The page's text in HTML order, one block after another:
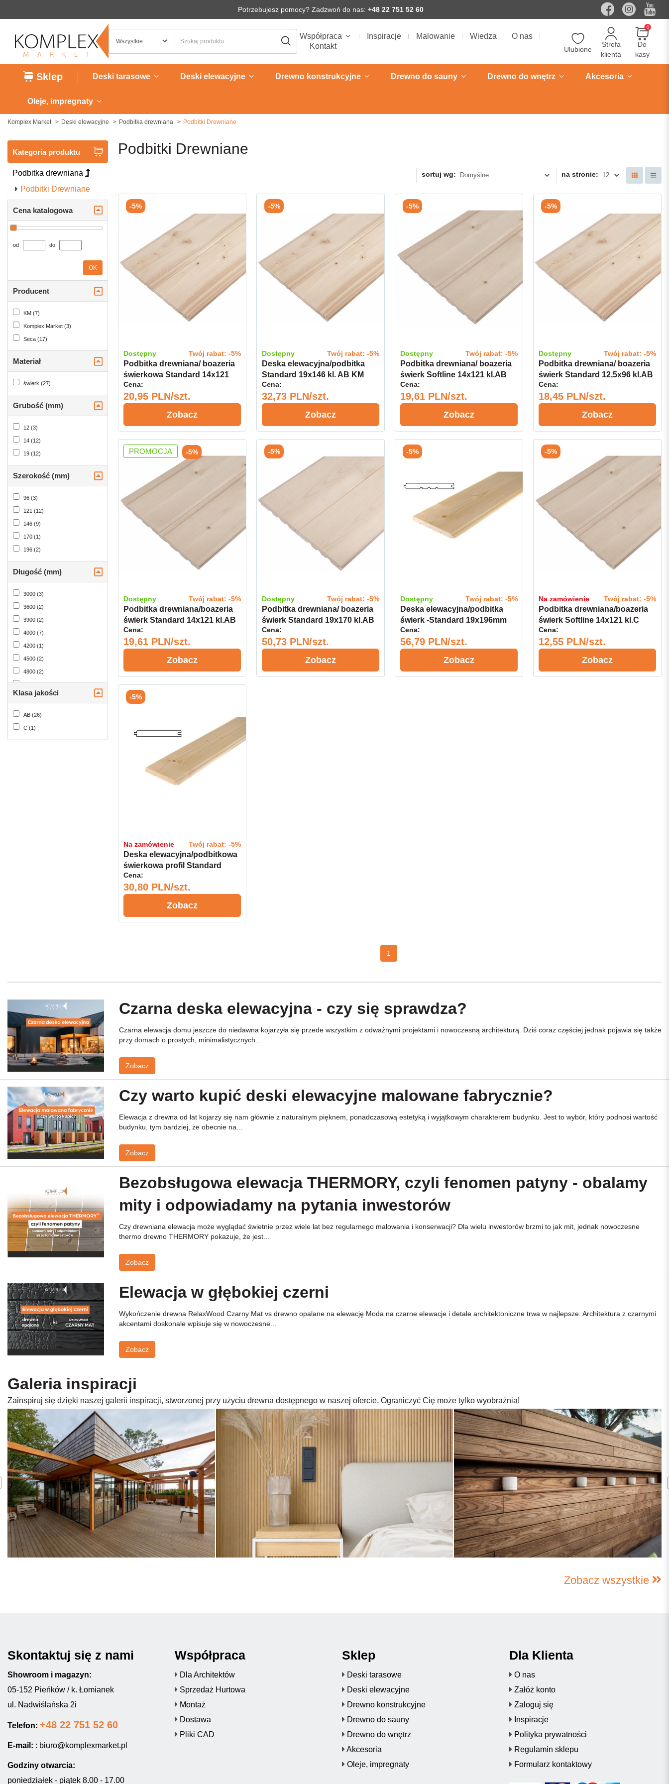
Potrzebujesz pomocy? Zadzwoń do nas: +48 22 751 52 60
Współpraca Inspiracje Malowanie Wiedza
O nas
Kontakt
Ulubione
Strefa
klienta
0
Do
kasy
Sklep Deski tarasowe Deski elewacyjne Drewno konstrukcyjne Drewno do sauny Drewno do wnętrz Akcesoria
Oleje, impregnaty
Komplex Market Deski elewacyjne Podbitka drewniana Podbitki Drewniane
Podbitki Drewniane
sortuj wg: na stronie:
-5%
Dostępny Twój rabat: -5%
Podbitka drewniana/ boazeria
świerkowa Standard 14x121
kl.AB KM
Cena:
20,95 PLN/szt.
Zobacz
-5%
Dostępny Twój rabat: -5%
Deska elewacyjna/podbitka
Standard 19x146 kl. AB KM
Cena:
32,73 PLN/szt.
Zobacz
-5%
Dostępny Twój rabat: -5%
Podbitka drewniana/ boazeria
świerk Softline 14x121 kl.AB
Cena:
19,61 PLN/szt.
Zobacz
-5%
Dostępny Twój rabat: -5%
Podbitka drewniana/ boazeria
świerk Standard 12,5x96 kl.AB
Cena:
18,45 PLN/szt.
Zobacz
PROMOCJA -5%
Dostępny Twój rabat: -5%
Podbitka drewniana/boazeria
świerk Standard 14x121 kl.AB
Cena:
19,61 PLN/szt.
Zobacz
-5%
Dostępny Twój rabat: -5%
Podbitka drewniana/ boazeria
świerk Standard 19x170 kl.AB
Cena:
50,73 PLN/szt.
Zobacz
-5%
Dostępny Twój rabat: -5%
Deska elewacyjna/podbitka
świerk -Standard 19x196mm
Cena:
56,79 PLN/szt.
Zobacz
-5%
Na zamówienie Twój rabat: -5%
Podbitka drewniana/boazeria
świerk Softline 14x121 kl.C
Cena:
12,55 PLN/szt.
Zobacz
-5%
Na zamówienie Twój rabat: -5%
Deska elewacyjna/podbitkowa
świerkowa profil Standard
19x146 kl.AB
Cena:
30,80 PLN/szt.
Zobacz
1
Kategoria produktu
Podbitka drewniana
Podbitki Drewniane
Cena katalogowa
od do
OK
Producent
KM (7)
Komplex Market (3)
Seca (17)
Materiał
świerk (27)
Grubość (mm)
12 (3)
14 (12)
19 (12)
Szerokość (mm)
96 (3)
121 (12)
146 (9)
170 (1)
196 (2)
Długość (mm)
3000 (3)
3600 (2)
3900 (2)
4000 (7)
4200 (1)
4500 (2)
4800 (2)
5100 (1)
Klasa jakości
AB (26)
C (1)
Czarna deska elewacyjna - czy się sprawdza?
Czarna elewacja domu jeszcze do niedawna kojarzyła się przede wszystkim z odważnymi projektami i nowoczesną architekturą. Dziś coraz częściej jednak pojawia się także
przy domach o prostych, minimalistycznych...
Zobacz
Czy warto kupić deski elewacyjne malowane fabrycznie?
Elewacja z drewna od lat kojarzy się nam głównie z naturalnym pięknem, ponadczasową estetyką i wyjątkowym charakterem budynku. Jest to wybór, który podnosi wartość
budynku, tym bardziej, że obecnie na...
Zobacz
Bezobsługowa elewacja THERMORY, czyli fenomen patyny - obalamy
mity i odpowiadamy na pytania inwestorów
Czy drewniana elewacja może wyglądać świetnie przez wiele lat bez regularnego malowania i konserwacji? Dla wielu inwestorów brzmi to jak mit, jednak nowoczesne
thermo drewno THERMORY pokazuje, że jest...
Zobacz
Elewacja w głębokiej czerni
Wykończenie drewna RelaxWood Czarny Mat vs drewno opalane na elewację Moda na czarne elewacje i detale architektoniczne trwa w najlepsze. Architektura z czarnymi
akcentami doskonale wpisuje się w nowoczesne...
Zobacz
Galeria inspiracji
Zainspiruj się dzięki naszej galerii inspiracji, stworzonej przy użyciu drewna dostępnego w naszej ofercie. Ograniczyć Cię może tylko wyobraźnia!
Zobacz wszystkie
Skontaktuj się z nami
Showroom i magazyn:
05-152 Pieńków / k. Łomianek
ul. Nadwiślańska 2i
Telefon: +48 22 751 52 60
E-mail: : biuro@komplexmarket.pl
Godziny otwarcia:
poniedziałek - piątek 8.00 - 17.00
Współpraca
Dla Architektów
Sprzedaż Hurtowa
Montaż
Dostawa
Pliki CAD
Sklep
Deski tarasowe
Deski elewacyjne
Drewno konstrukcyjne
Drewno do sauny
Drewno do wnętrz
Akcesoria
Oleje, impregnaty
Dla Klienta
O nas
Załóż konto
Zaloguj się
Inspiracje
Polityka prywatności
Regulamin sklepu
Formularz kontaktowy